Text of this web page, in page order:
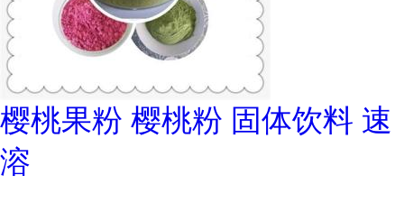
樱桃果粉 樱桃粉 固体饮料 速
溶